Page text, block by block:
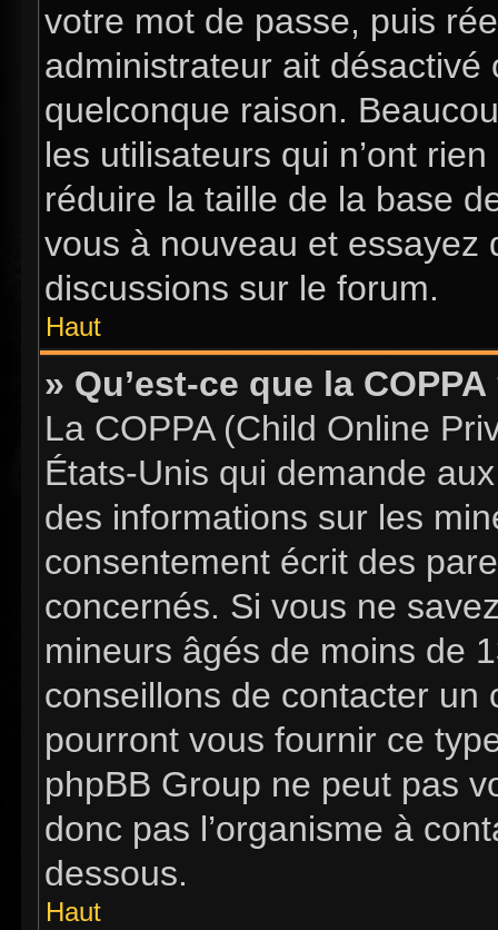
votre mot de passe, puis
administrateur ait
quelconque raison.
les utilisateurs qui n’ont
réduire la taille de la base
vous à nouveau et essayez
discussions sur le forum.
Haut
» Qu’est-ce que la COPPA
La COPPA (Child Online
États-Unis qui demande
des informations sur les
consentement écrit des
concernés. Si vous ne
mineurs âgés de moins de
conseillons de contacter un
pourront vous fournir ce
phpBB Group ne peut pas
donc pas l’organisme à
dessous.
Haut